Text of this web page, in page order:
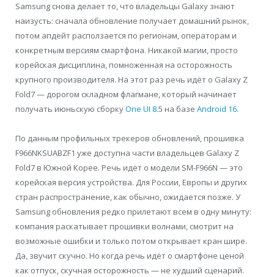
Samsung снова делает то, что владельцы Galaxy знают
наизусть: сначала обновление получает домашний рынок,
потом апдейт расползается по регионам, операторам и
конкретным версиям смартфона. Никакой магии, просто
корейская дисциплина, помноженная на осторожность
крупного производителя. На этот раз речь идёт о Galaxy Z
Fold7 — дорогом складном флагмане, который начинает
получать июньскую сборкуOne UI 8.5 на базе Android 16.
По данным профильных трекеров обновлений, прошивка
F966NKSUABZF1 уже доступна части владельцев Galaxy Z
Fold7 в Южной Корее. Речь идёт о модели SM-F966N — это
корейская версия устройства. Для России, Европы и других
стран распространение, как обычно, ожидается позже. У
Samsung обновления редко прилетают всем в одну минуту:
компания раскатывает прошивки волнами, смотрит на
возможные ошибки и только потом открывает кран шире.
Да, звучит скучно. Но когда речь идёт о смартфоне ценой
как отпуск, скучная осторожность — не худший сценарий.